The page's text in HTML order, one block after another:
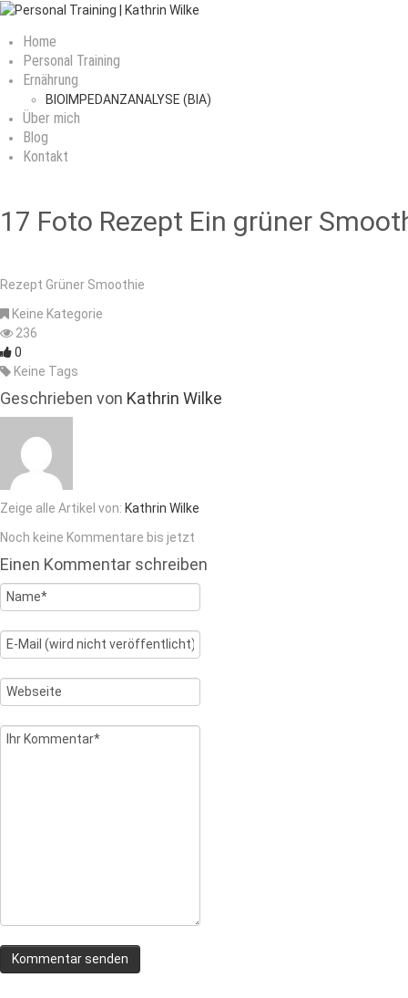
Home
Personal Training
Ernährung
BIOIMPEDANZANALYSE (BIA)
Über mich
Blog
Kontakt
17 Foto Rezept Ein grüner
Rezept Grüner Smoothie
Keine Kategorie
236
0
Keine Tags
Geschrieben von Kathrin Wilke
Zeige alle Artikel von: Kathrin Wilke
Noch keine Kommentare bis jetzt
Einen Kommentar schreiben